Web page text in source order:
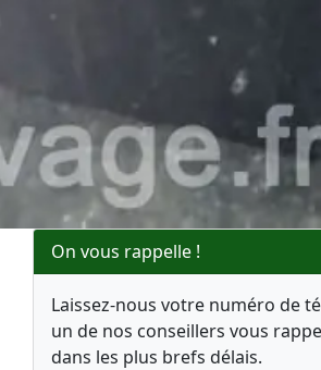
On vous rappelle !
Laissez-nous votre numéro de
un de nos conseillers vous
dans les plus brefs délais.